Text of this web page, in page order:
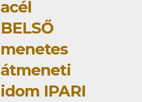
acél
BELSŐ
menetes
átmeneti
idom IPARI